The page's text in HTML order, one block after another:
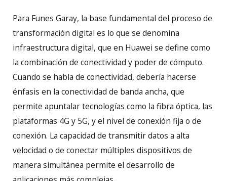
Para Funes Garay, la base fundamental del proceso de
transformación digital es lo que se denomina
infraestructura digital, que en Huawei se define como
la combinación de conectividad y poder de cómputo.
Cuando se habla de conectividad, debería hacerse
énfasis en la conectividad de banda ancha, que
permite apuntalar tecnologías como la fibra óptica, las
plataformas 4G y 5G, y el nivel de conexión fija o de
conexión. La capacidad de transmitir datos a alta
velocidad o de conectar múltiples dispositivos de
manera simultánea permite el desarrollo de